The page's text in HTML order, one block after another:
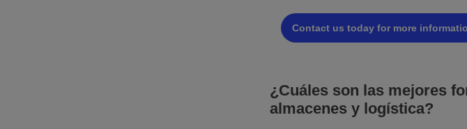
Contact us today for more
¿Cuáles son las mejores
almacenes y logística?